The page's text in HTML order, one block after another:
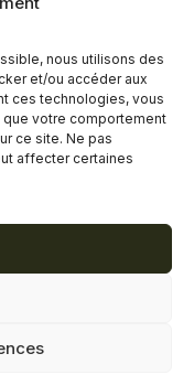
nous utilisons des
et/ou accéder aux
ces technologies, vous
votre comportement
ce site. Ne pas
affecter certaines
9h00 à 17h30
9h00 à 20h00
9h00 à 18h00
11h00 à 16h30